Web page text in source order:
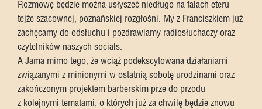
Rozmowę będzie można usłyszeć niedługo na falach eteru
tejże szacownej, poznańskiej rozgłośni. My z Franciszkiem już
zachęcamy do odsłuchu i pozdrawiamy radiosłuchaczy oraz
czytelników naszych socials.
A Jama mimo tego, że wciąż podekscytowana działaniami
związanymi z minionymi w ostatnią sobotę urodzinami oraz
zakończonym projektem barberskim prze do przodu
z kolejnymi tematami, o których już za chwilę będzie znowu